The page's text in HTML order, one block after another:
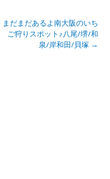
まだまだあるよ南大阪のいち
ご狩りスポット♪八尾/堺/和
泉/岸和田/貝塚 →